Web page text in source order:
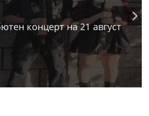
концерт на 21 август